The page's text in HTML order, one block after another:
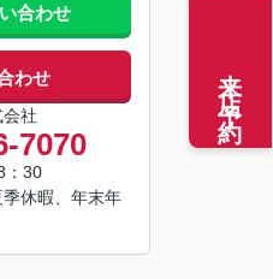
合わせ
わせ
社
7070
：30
季休暇、年末年
来店予約